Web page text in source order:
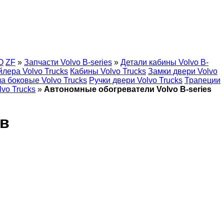
ZF » Запчасти Volvo B-series » Детали кабины Volvo B-
Volvo Trucks Кабины Volvo Trucks Замки двери Volvo
боковые Volvo Trucks Ручки двери Volvo Trucks Трапеции
Trucks » Автономные обогреватели Volvo B-series